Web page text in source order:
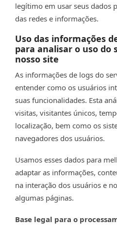
legítimo em usar seus dados
das redes e informações.
Uso das informações
para analisar o uso do
nosso site
As informações de logs do
entender como os usuários
suas funcionalidades. Esta
visitas, visitantes únicos,
localização, bem como os
navegadores dos usuários.
Usamos esses dados para
adaptar as informações,
na interação dos usuários e
algumas páginas.
Base legal para o